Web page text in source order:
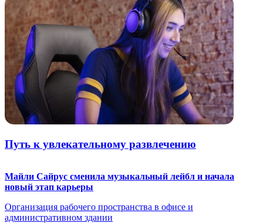
Путь к увлекательному развлечению
Майли Сайрус сменила музыкальный лейбл и начала
новый этап карьеры
Организация рабочего пространства в офисе и
административном здании